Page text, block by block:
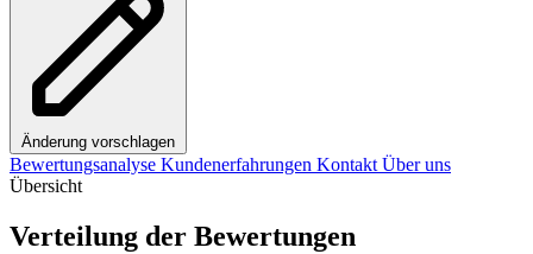
Änderung vorschlagen
Bewertungsanalyse Kundenerfahrungen Kontakt Über uns
Übersicht
Verteilung der Bewertungen